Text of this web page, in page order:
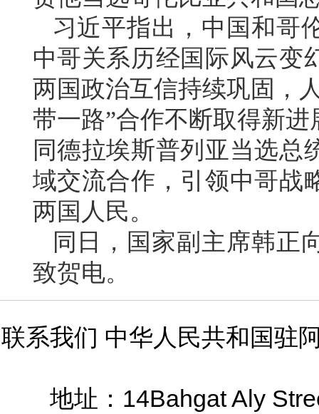
习近平指出，中国和哥
中哥关系历经国际风云变
两国政治互信持续巩固，
带一路”合作不断取得新
同德拉埃斯普列亚当选总
域交流合作，引领中哥战
两国人民。
同日，国家副主席韩正
致贺电。
联系我们 中华人民共和国驻
地址： 14Bahgat Aly